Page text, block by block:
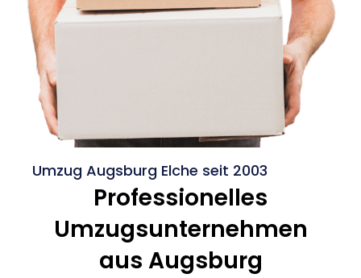
Umzug Augsburg Elche seit 2003
Professionelles
Umzugsunternehmen
aus Augsburg